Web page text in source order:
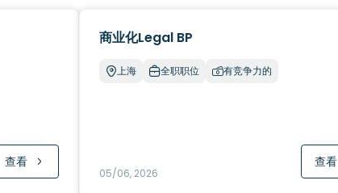
查看
商业化Legal BP
上海 全职职位 有竞争力的
05/06, 2026
查看